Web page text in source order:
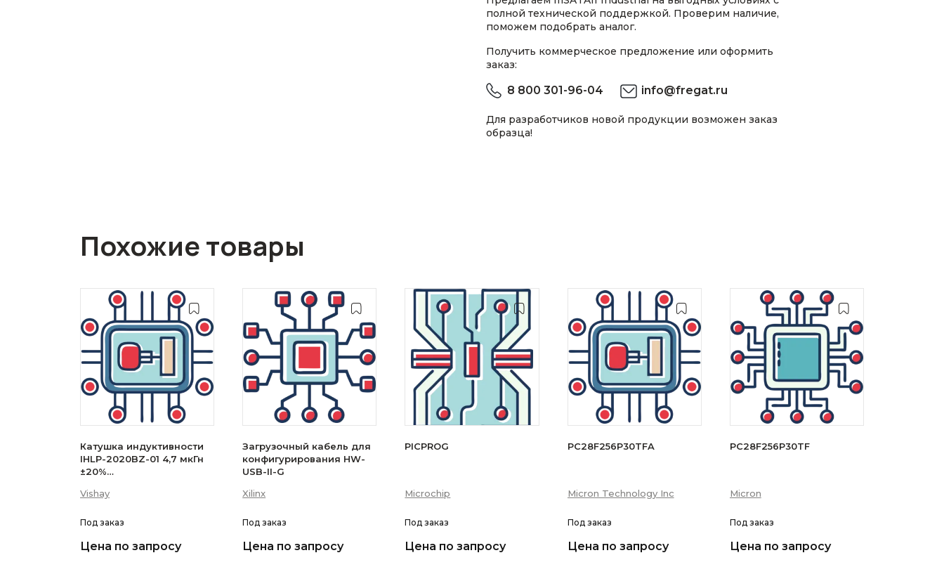
полной технической поддержкой. Проверим наличие,
поможем подобрать аналог.
Получить коммерческое предложение или оформить
заказ:
8 800 301-96-04 info@fregat.ru
Для разработчиков новой продукции возможен заказ
образца!
Похожие товары
Катушка индуктивности
IHLP-2020BZ-01 4,7 мкГн
±20%
Vishay
Под заказ
Цена по запросу
Загрузочный кабель для
конфигурирования HW-
USB-II-G
Xilinx
Под заказ
Цена по запросу
PICPROG
Microchip
Под заказ
Цена по запросу
PC28F256P30TFA
Micron Technology Inc
Под заказ
Цена по запросу
PC28F256P30TF
Micron
Под заказ
Цена по запросу